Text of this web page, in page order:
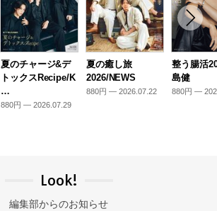
夏のチャージ&デ
トックスRecipe/K
…
880円 — 2026.07.29
夏の癒し旅
2026/NEWS
880円 — 2026.07.22
整う腸活
島健
880円 —
Look!
編集部からのお知らせ